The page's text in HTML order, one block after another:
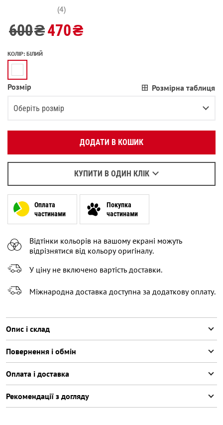
(4)
600₴470₴
КОЛІР: БІЛИЙ
Розмір Розмірна таблиця
Оберіть розмір
1-2 (80-92 СМ) В залишку останній товар
6-7 (116-122 СМ) Повідомити про наявність
7-8 (122-128 СМ) Повідомити про наявність
9-10 (129-140 СМ) Повідомити про наявність
11-12 (141-146 СМ) В залишку останній товар
ДОДАТИ В КОШИК
КУПИТИ В ОДИН КЛІК
Вкажіть ваш номер телефону:
OK
Написати у WhatsApp
Оплата
частинами
Покупка
частинами
Відтінки кольорів на вашому екрані можуть
відрізнятися від кольору оригіналу.
У ціну не включено вартість доставки.
Міжнародна доставка доступна за додаткову оплату.
Опис і склад
Повернення і обмін
Оплата і доставка
Рекомендації з догляду